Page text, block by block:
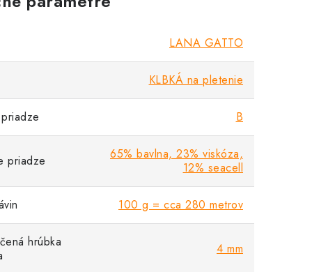
LANA GATTO
KLBKÁ na pletenie
B
priadze
65% bavlna, 23% viskóza,
12% seacell
100 g = cca 280 metrov
hrúbka
4 mm